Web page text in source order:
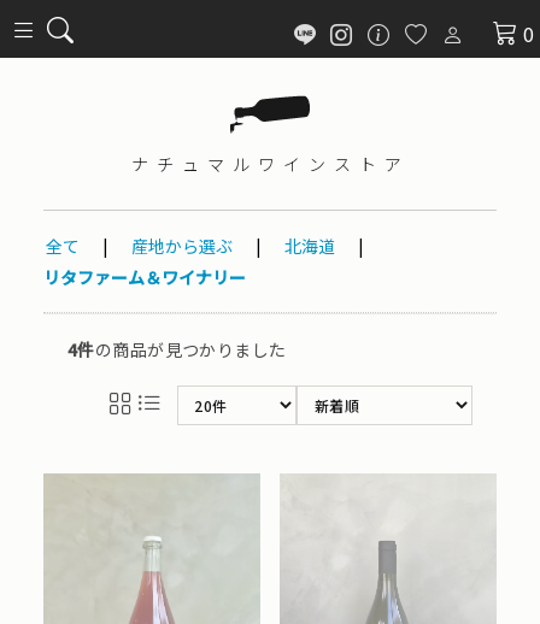
0
ナチュマル ワインストア
全て | 産地から選ぶ | 北海道
|
リタファーム＆ワイナリー
4件の商品が見つかりました